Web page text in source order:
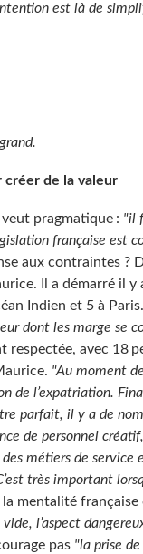
est là de
créer de la valeur
veut pragmatique : "il
française est
aux contraintes ?
Il a démarré il y
Indien et 5 à
dont les marge se
respectée, avec 18
"Au moment
de l’expatriation.
parfait, il y a de
de personnel
métiers de service
très important
la mentalité française
l’aspect
pas "la prise